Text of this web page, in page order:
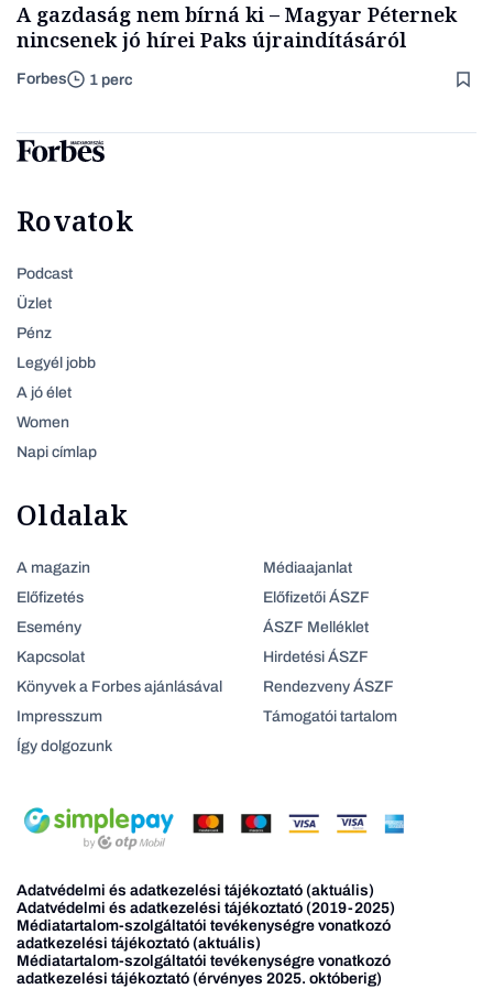
A gazdaság nem bírná ki – Magyar Péternek
nincsenek jó hírei Paks újraindításáról
Forbes 1 perc
Rovatok
Podcast
Üzlet
Pénz
Legyél jobb
A jó élet
Women
Napi címlap
Oldalak
A magazin
Előfizetés
Esemény
Kapcsolat
Könyvek a Forbes ajánlásával
Impresszum
Így dolgozunk
Médiaajanlat
Előfizetői ÁSZF
ÁSZF Melléklet
Hirdetési ÁSZF
Rendezveny ÁSZF
Támogatói tartalom
Adatvédelmi és adatkezelési tájékoztató (aktuális)
Adatvédelmi és adatkezelési tájékoztató (2019-2025)
Médiatartalom-szolgáltatói tevékenységre vonatkozó
adatkezelési tájékoztató (aktuális)
Médiatartalom-szolgáltatói tevékenységre vonatkozó
adatkezelési tájékoztató (érvényes 2025. októberig)